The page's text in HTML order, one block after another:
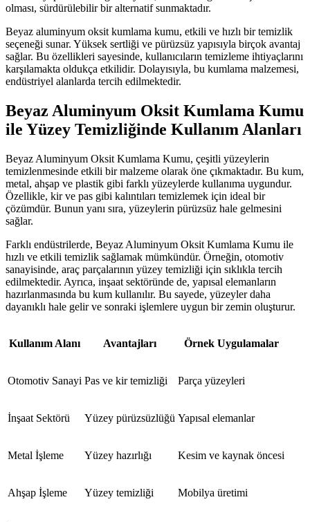
olması, sürdürülebilir bir alternatif sunmaktadır.
Beyaz aluminyum oksit kumlama kumu, etkili ve hızlı bir temizlik
seçeneği sunar. Yüksek sertliği ve pürüzsüz yapısıyla birçok avantaj
sağlar. Bu özellikleri sayesinde, kullanıcıların temizleme ihtiyaçlarını
karşılamakta oldukça etkilidir. Dolayısıyla, bu kumlama malzemesi,
endüstriyel alanlarda tercih edilmektedir.
Beyaz Aluminyum Oksit Kumlama Kumu
ile Yüzey Temizliğinde Kullanım Alanları
Beyaz Aluminyum Oksit Kumlama Kumu, çeşitli yüzeylerin
temizlenmesinde etkili bir malzeme olarak öne çıkmaktadır. Bu kum,
metal, ahşap ve plastik gibi farklı yüzeylerde kullanıma uygundur.
Özellikle, kir ve pas gibi kalıntıları temizlemek için ideal bir
çözümdür. Bunun yanı sıra, yüzeylerin pürüzsüz hale gelmesini
sağlar.
Farklı endüstrilerde, Beyaz Aluminyum Oksit Kumlama Kumu ile
hızlı ve etkili temizlik sağlamak mümkündür. Örneğin, otomotiv
sanayisinde, araç parçalarının yüzey temizliği için sıklıkla tercih
edilmektedir. Ayrıca, inşaat sektöründe de, yapısal elemanların
hazırlanmasında bu kum kullanılır. Bu sayede, yüzeyler daha
dayanıklı hale gelir ve sonraki işlemlere uygun bir zemin oluşturur.
Kullanım Alanı Avantajları Örnek Uygulamalar
Otomotiv Sanayi Pas ve kir temizliği Parça yüzeyleri
İnşaat Sektörü Yüzey pürüzsüzlüğü Yapısal elemanlar
Metal İşleme Yüzey hazırlığı Kesim ve kaynak öncesi
Ahşap İşleme Yüzey temizliği Mobilya üretimi